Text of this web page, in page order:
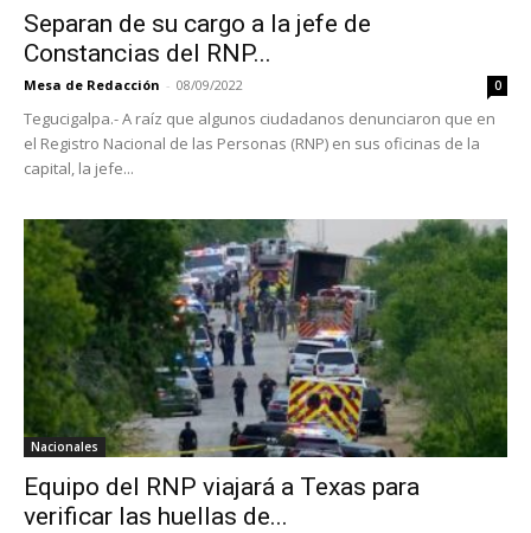
Separan de su cargo a la jefe de
Constancias del RNP...
Mesa de Redacción - 08/09/2022 0
Tegucigalpa.- A raíz que algunos ciudadanos denunciaron que en
el Registro Nacional de las Personas (RNP) en sus oficinas de la
capital, la jefe...
Nacionales
Equipo del RNP viajará a Texas para
verificar las huellas de...